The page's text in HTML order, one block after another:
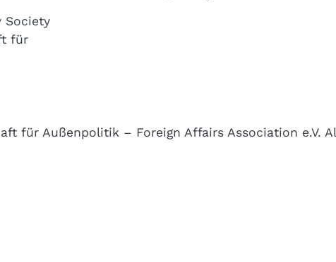
Society
für
für Außenpolitik – Foreign Affairs Association e.V.